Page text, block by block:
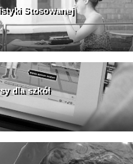
Stosowanej
dla szkół